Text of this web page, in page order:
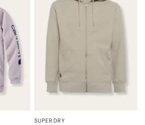
OCCHIATA VELOCE
SUPERDRY